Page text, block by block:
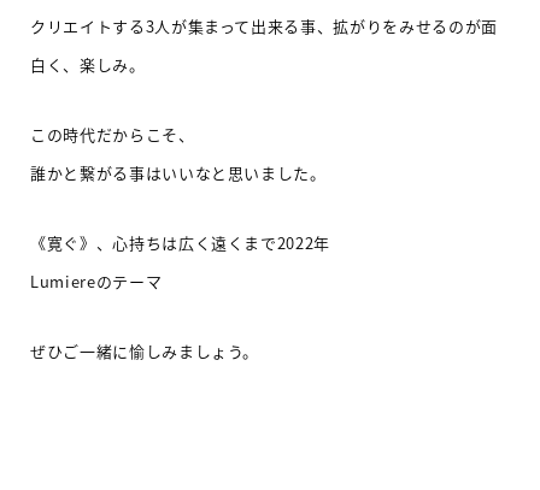
クリエイトする3人が集まって出来る事、拡がりをみせるのが面
白く、楽しみ。
この時代だからこそ、
誰かと繋がる事はいいなと思いました。
《寛ぐ》、心持ちは広く遠くまで2022年
Lumiereのテーマ
ぜひご一緒に愉しみましょう。